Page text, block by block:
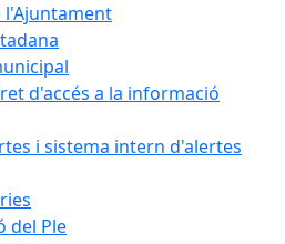
l'Ajuntament
d'accés a la informació
i sistema intern d'alertes
del Ple